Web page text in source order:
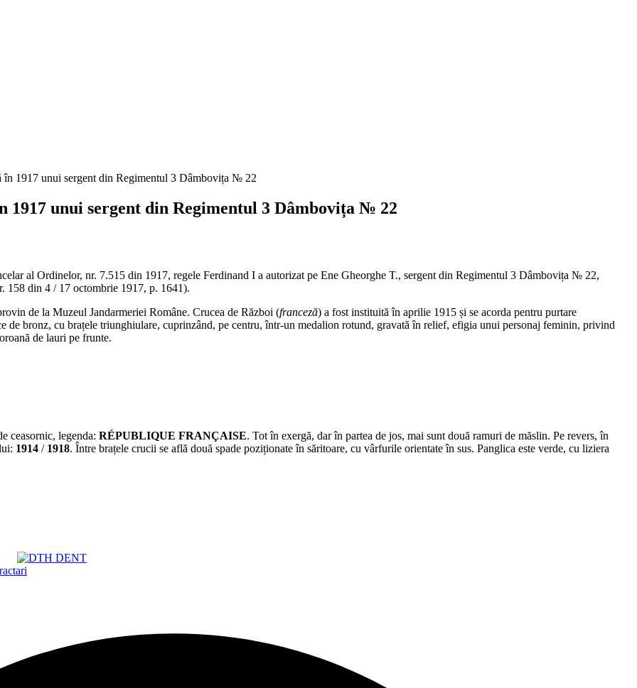
unui sergent din Regimentul 3 Dâmbovița № 22
al Ordinelor, nr. 7.515 din 1917, regele Ferdinand I a autorizat pe Ene Gheorghe T., sergent din Regimentul 3 Dâmbovița № 22,
158 din 4 / 17 octombrie 1917, p. 1641).
de la Muzeul Jandarmeriei Române. Crucea de Război (franceză) a fost instituită în aprilie 1915 și se acorda pentru purtare
bronz, cu brațele triunghiulare, cuprinzând, pe centru, într-un medalion rotund, gravată în relief, efigia unui personaj feminin, privind
de lauri pe frunte.
ceasornic, legenda: RÉPUBLIQUE FRANÇAISE. Tot în exergă, dar în partea de jos, mai sunt două ramuri de măslin. Pe revers, în
1914 / 1918. Între brațele crucii se află două spade poziționate în săritoare, cu vârfurile orientate în sus. Panglica este verde, cu liziera